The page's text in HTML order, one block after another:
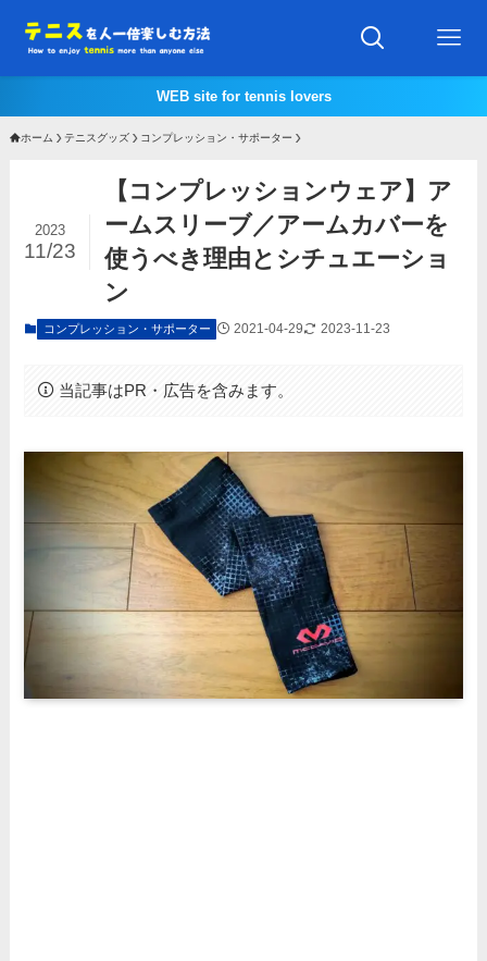
WEB site for tennis lovers
ホーム テニスグッズ コンプレッション・サポーター
【コンプレッションウェア】ア
ームスリーブ／アームカバーを
使うべき理由とシチュエーショ
ン
2023
11/23
コンプレッション・サポーター 2021-04-29 2023-11-23
当記事はPR・広告を含みます。